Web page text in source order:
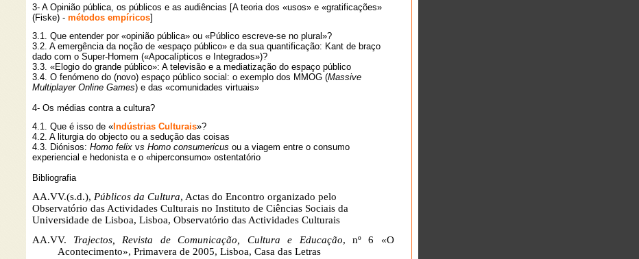
3- A Opinião pública, os públicos e as audiências [A teoria dos «usos» e «gratificações»
(Fiske) - métodos empíricos]
3.1. Que entender por «opinião pública» ou «Público escreve-se no plural»?
3.2. A emergência da noção de «espaço público» e da sua quantificação: Kant de braço
dado com o Super-Homem («Apocalípticos e Integrados»)?
3.3. «Elogio do grande público»: A televisão e a mediatização do espaço público
3.4. O fenómeno do (novo) espaço público social: o exemplo dos MMOG (Massive
Multiplayer Online Games) e das «comunidades virtuais»
4- Os médias contra a cultura?
4.1. Que é isso de «Indústrias Culturais»?
4.2. A liturgia do objecto ou a sedução das coisas
4.3. Diónisos: Homo felixvs Homo consumericus ou a viagem entre o consumo
experiencial e hedonista e o «hiperconsumo» ostentatório
Bibliografia
AA.VV.(s.d.), Públicos da Cultura, Actas do Encontro organizado pelo
Observatório das Actividades Culturais no Instituto de Ciências Sociais da
Universidade de Lisboa, Lisboa, Observatório das Actividades Culturais
AA.VV. Trajectos, Revista de Comunicação, Cultura e Educação, nº 6 «O
Acontecimento», Primavera de 2005, Lisboa, Casa das Letras